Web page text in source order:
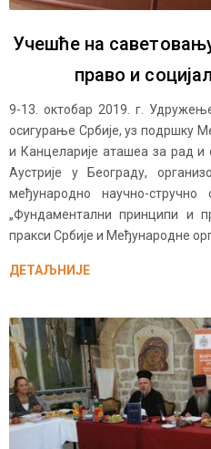
Учешће на
право и
9-13. октобар 2019. г.
осигурање Србије, уз подршку
и Канцеларије аташеа за рад и
Аустрије у Београду,
међународно научно-
„Фундаментални принципи и
пракси Србије и Међународне
ДЕТАЉНИЈЕ